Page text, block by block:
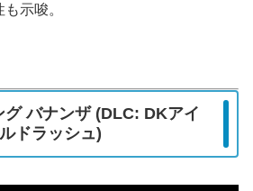
示唆。
グ バナンザ (DLC: DKアイ
ドラッシュ)